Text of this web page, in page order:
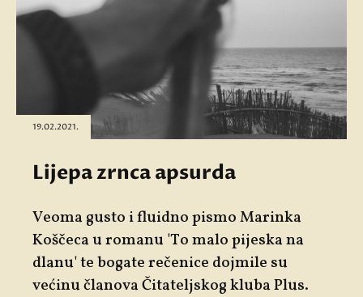
19.02.2021.
Lijepa zrnca apsurda
Veoma gusto i fluidno pismo Marinka
Koščeca u romanu 'To malo pijeska na
dlanu' te bogate rečenice dojmile su
većinu članova Čitateljskog kluba Plus.